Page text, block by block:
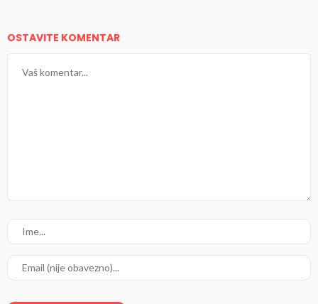
OSTAVITE KOMENTAR